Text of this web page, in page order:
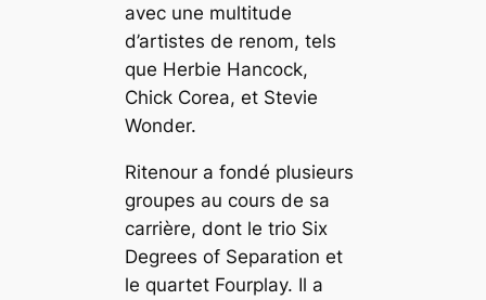
avec une multitude
d’artistes de renom, tels
que Herbie Hancock,
Chick Corea, et Stevie
Wonder.
Ritenour a fondé plusieurs
groupes au cours de sa
carrière, dont le trio Six
Degrees of Separation et
le quartet Fourplay. Il a